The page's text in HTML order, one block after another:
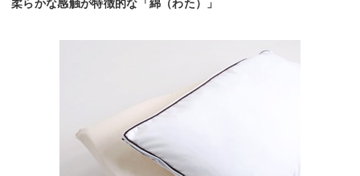
柔らかな感触が特徴的な「綿（わた）」